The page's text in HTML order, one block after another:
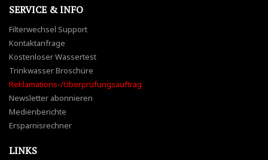
SERVICE & INFO
Filterwechsel Support
Kontaktanfrage
Kostenloser Wassertest
Trinkwasser Broschüre
Reklamations-/Überprüfungsauftrag
Newsletter abonnieren
Medienberichte
Ersparnisrechner
LINKS